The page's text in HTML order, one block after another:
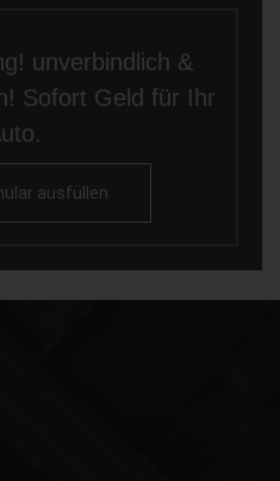
unverbindlich &
Sofort Geld für Ihr
ausfüllen